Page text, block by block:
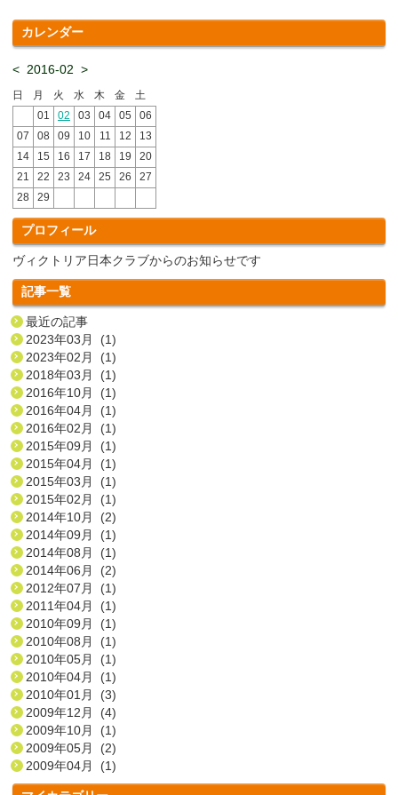
カレンダー
< 2016-02 >
日 月 火 水 木 金
土
01
02 03 04 05
06
07
08 09 10 11 12
13
14
15 16 17 18 19
20
21
22 23 24 25 26
27
28
29
プロフィール
ヴィクトリア日本クラブからのお知らせです
記事一覧
最近の記事
2023年03月 (1)
2023年02月 (1)
2018年03月 (1)
2016年10月 (1)
2016年04月 (1)
2016年02月 (1)
2015年09月 (1)
2015年04月 (1)
2015年03月 (1)
2015年02月 (1)
2014年10月 (2)
2014年09月 (1)
2014年08月 (1)
2014年06月 (2)
2012年07月 (1)
2011年04月 (1)
2010年09月 (1)
2010年08月 (1)
2010年05月 (1)
2010年04月 (1)
2010年01月 (3)
2009年12月 (4)
2009年10月 (1)
2009年05月 (2)
2009年04月 (1)